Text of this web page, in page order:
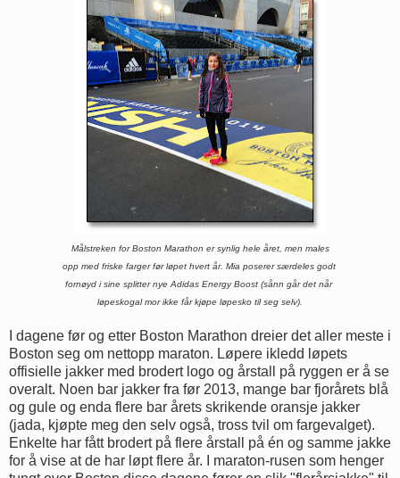
Målstreken for Boston Marathon er synlig hele året, men males
opp med friske farger før løpet hvert år. Mia poserer særdeles godt
fornøyd i sine splitter nye Adidas Energy Boost (sånn går det når
løpeskogal morikke fårkjøpe løpesko til seg selv).
I dagene før og etter Boston Marathon dreier det aller meste i
Boston seg om nettopp maraton. Løpere ikledd løpets
offisielle jakker med brodert logo og årstall på ryggen er å se
overalt. Noen bar jakker fra før 2013, mange bar fjorårets blå
og gule og enda flere bar årets skrikende oransje jakker
(jada, kjøpte meg den selv også, tross tvil om fargevalget).
Enkelte har fått brodert på flere årstall på én og samme jakke
for å vise at de har løpt flere år. I maraton-rusen som henger